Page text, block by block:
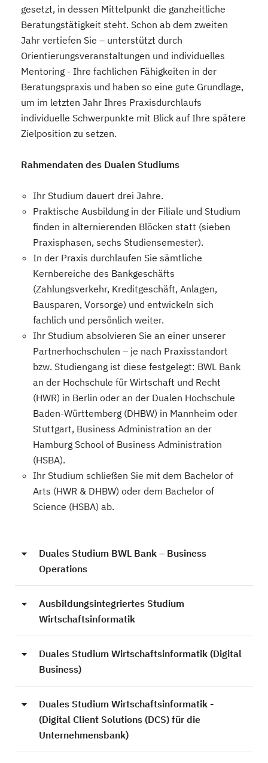
gesetzt, in dessen Mittelpunkt die ganzheitliche
Beratungstätigkeit steht. Schon ab dem zweiten
Jahr vertiefen Sie – unterstützt durch
Orientierungsveranstaltungen und individuelles
Mentoring - Ihre fachlichen Fähigkeiten in der
Beratungspraxis und haben so eine gute Grundlage,
um im letzten Jahr Ihres Praxisdurchlaufs
individuelle Schwerpunkte mit Blick auf Ihre spätere
Zielposition zu setzen.
Rahmendaten des Dualen Studiums
Ihr Studium dauert drei Jahre.
Praktische Ausbildung in der Filiale und Studium
finden in alternierenden Blöcken statt (sieben
Praxisphasen, sechs Studiensemester).
In der Praxis durchlaufen Sie sämtliche
Kernbereiche des Bankgeschäfts
(Zahlungsverkehr, Kreditgeschäft, Anlagen,
Bausparen, Vorsorge) und entwickeln sich
fachlich und persönlich weiter.
Ihr Studium absolvieren Sie an einer unserer
Partnerhochschulen – je nach Praxisstandort
bzw. Studiengang ist diese festgelegt: BWL Bank
an der Hochschule für Wirtschaft und Recht
(HWR) in Berlin oder an der Dualen Hochschule
Baden-Württemberg (DHBW) in Mannheim oder
Stuttgart, Business Administration an der
Hamburg School of Business Administration
(HSBA).
Ihr Studium schließen Sie mit dem Bachelor of
Arts (HWR & DHBW) oder dem Bachelor of
Science (HSBA) ab.
Duales Studium BWL Bank – Business
Operations
Ausbildungsintegriertes Studium
Wirtschaftsinformatik
Duales Studium Wirtschaftsinformatik (Digital
Business)
Duales Studium Wirtschaftsinformatik -
(Digital Client Solutions (DCS) für die
Unternehmensbank)